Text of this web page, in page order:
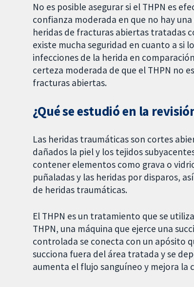
No es posible asegurar si el THPN es
confianza moderada en que no hay
heridas de fracturas abiertas tratadas
existe mucha seguridad en cuanto a si
infecciones de la herida en
certeza moderada de que el THPN no
fracturas abiertas.
¿Qué se estudió en la
Las heridas traumáticas son cortes
dañados la piel y los tejidos
contener elementos como grava o
puñaladas y las heridas por disparos,
de heridas traumáticas.
El THPN es un tratamiento que se
THPN, una máquina que ejerce una
controlada se conecta con un apósito
succiona fuera del área tratada y se
aumenta el flujo sanguíneo y mejora la